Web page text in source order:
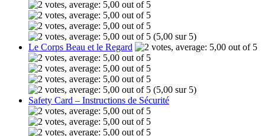
(5,00 sur 5)
Le Corps Beau et le Regard
(5,00 sur 5)
Safety Card – Instructions de Sécurité